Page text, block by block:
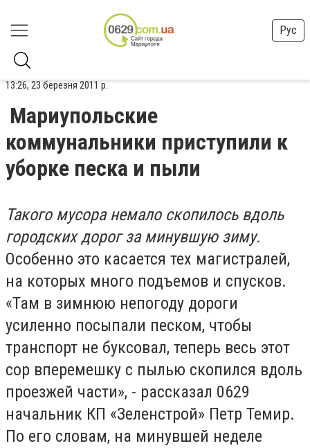
Рус
13:26, 23 березня 2011 р.
Мариупольские
коммунальники приступили к
уборке песка и пыли
Такого мусора немало скопилось вдоль
городских дорог за минувшую зиму.
Особенно это касается тех магистралей,
на которых много подъемов и спусков.
«Там в зимнюю непогоду дороги
усиленно посыпали песком, чтобы
транспорт не буксовал, теперь весь этот
сор вперемешку с пылью скопился вдоль
проезжей части», - рассказал 0629
начальник КП «Зеленстрой» Петр Темир.
По его словам, на минувшей неделе